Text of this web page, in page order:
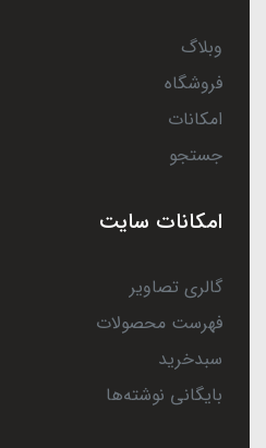
وبلاگ
فروشگاه
امکانات
جستجو
امکانات سایت
گالری تصاویر
فهرست محصولات
سبدخرید
بایگانی نوشته‌ها